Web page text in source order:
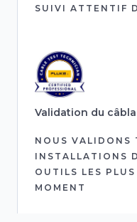
SUIVI ATTENTIF
Validation du
NOUS VALIDONS
INSTALLATIONS
OUTILS LES
MOMENT